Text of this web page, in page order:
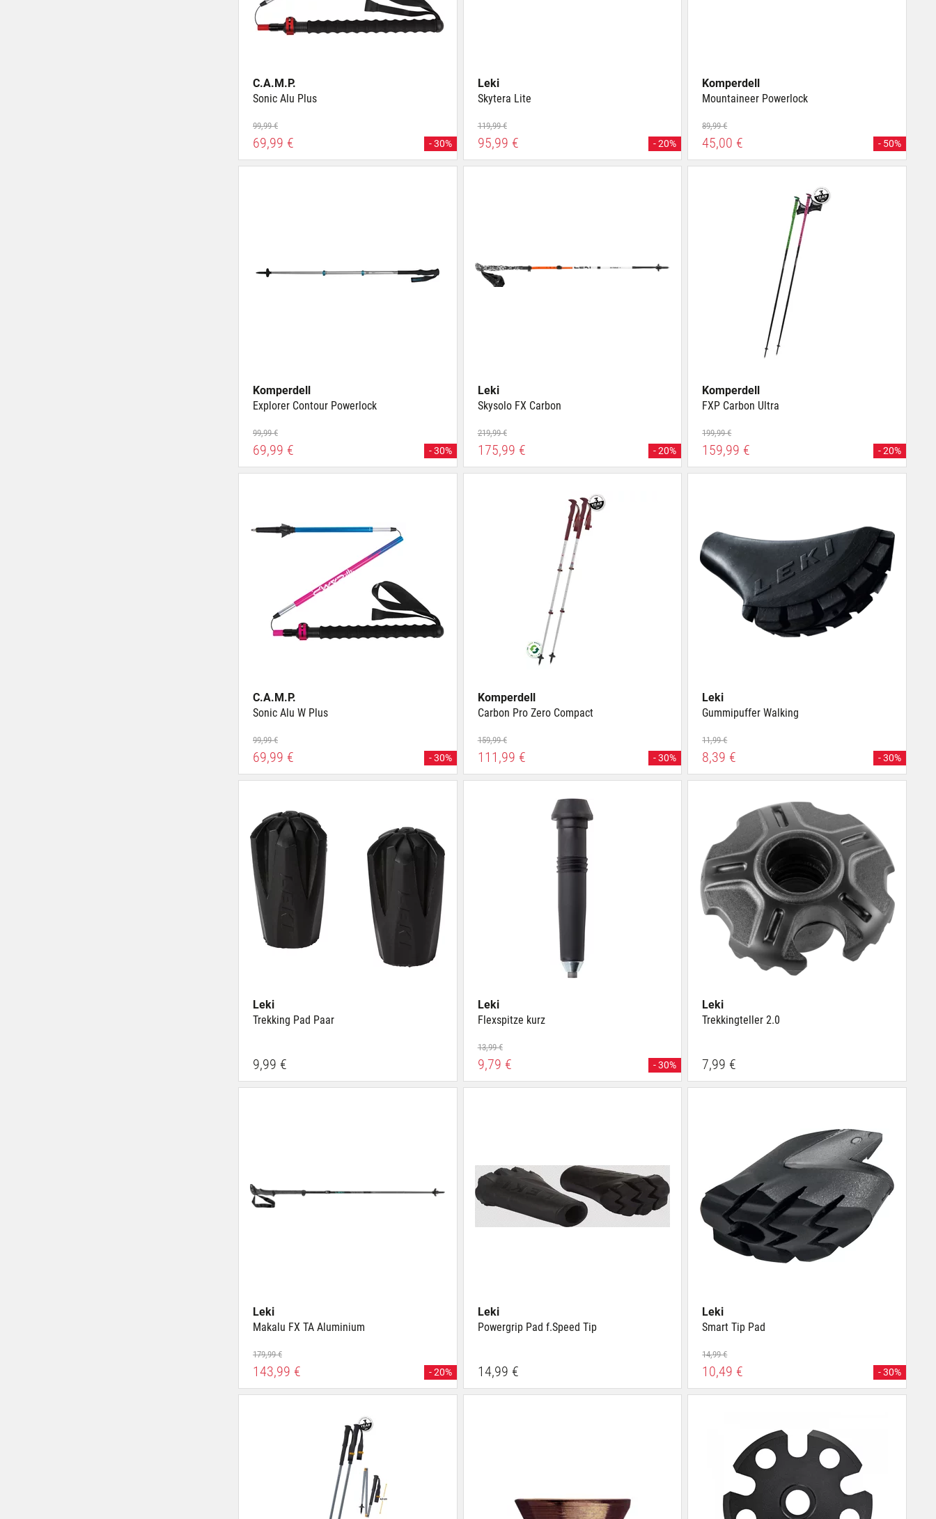
C.A.M.P.
Sonic Alu Plus
99,99 €
69,99 € - 30%
Leki
Skytera Lite
119,99 €
95,99 € - 20%
Komperdell
Mountaineer Powerlock
89,99 €
45,00 € - 50%
Komperdell
Explorer Contour Powerlock
99,99 €
69,99 € - 30%
Leki
Skysolo FX Carbon
219,99 €
175,99 € - 20%
Komperdell
FXP Carbon Ultra
199,99 €
159,99 € - 20%
C.A.M.P.
Sonic Alu W Plus
99,99 €
69,99 € - 30%
Komperdell
Carbon Pro Zero Compact
159,99 €
111,99 € - 30%
Leki
Gummipuffer Walking
11,99 €
8,39 € - 30%
Leki
Trekking Pad Paar
9,99 €
Leki
Flexspitze kurz
13,99 €
9,79 € - 30%
Leki
Trekkingteller 2.0
7,99 €
Leki
Makalu FX TA Aluminium
179,99 €
143,99 € - 20%
Leki
Powergrip Pad f.Speed Tip
14,99 €
Leki
Smart Tip Pad
14,99 €
10,49 € - 30%